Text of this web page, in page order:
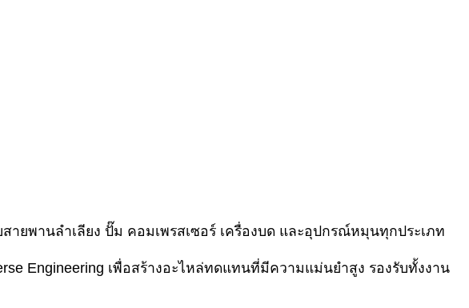
ายพานลำเลียง ปั๊ม คอมเพรสเซอร์ เครื่องบด และอุปกรณ์หมุนทุกประเภท
Engineering เพื่อสร้างอะไหล่ทดแทนที่มีความแม่นยำสูง รองรับทั้งงาน